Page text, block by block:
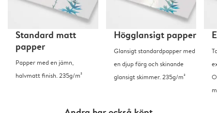
Standard matt
papper
Papper med en jämn,
halvmatt finish. 235g/m²
Högglansigt papper
Glansigt standardpapper med
en djup färg och skinande
glansigt skimmer. 235g/m²